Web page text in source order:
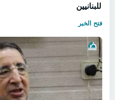
للبنانيين
فتح الخبر